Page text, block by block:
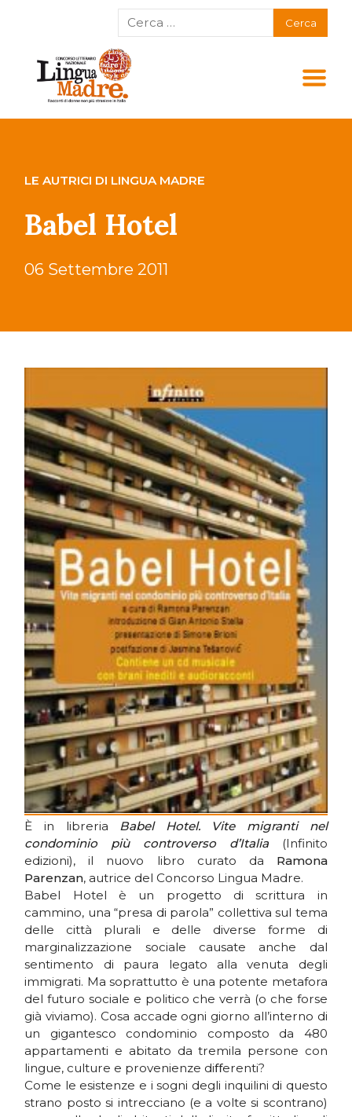
LE AUTRICI DI LINGUA MADRE
Babel Hotel
06 Settembre 2011
È in libreria Babel Hotel. Vite migranti nel
condominio più controverso d’Italia (Infinito
edizioni), il nuovo libro curato da Ramona
Parenzan, autrice del Concorso Lingua Madre.
Babel Hotel è un progetto di scrittura in
cammino, una “presa di parola” collettiva sul tema
delle città plurali e delle diverse forme di
marginalizzazione sociale causate anche dal
sentimento di paura legato alla venuta degli
immigrati. Ma soprattutto è una potente metafora
del futuro sociale e politico che verrà (o che forse
già viviamo). Cosa accade ogni giorno all’interno di
un gigantesco condominio composto da 480
appartamenti e abitato da tremila persone con
lingue, culture e provenienze diﬀerenti?
Come le esistenze e i sogni degli inquilini di questo
strano posto si intrecciano (e a volte si scontrano)